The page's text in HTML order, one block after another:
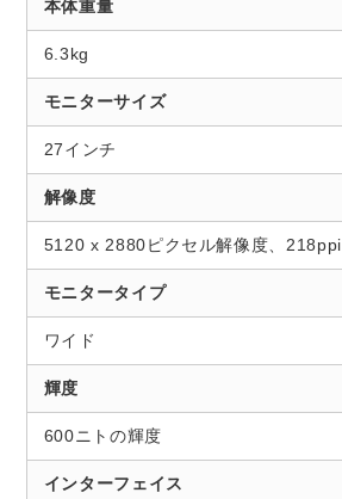
本体重量
6.3kg
モニターサイズ
27インチ
解像度
5120 x 2880ピクセル解像度、218ppi
モニタータイプ
ワイド
輝度
600ニトの輝度
インターフェイス